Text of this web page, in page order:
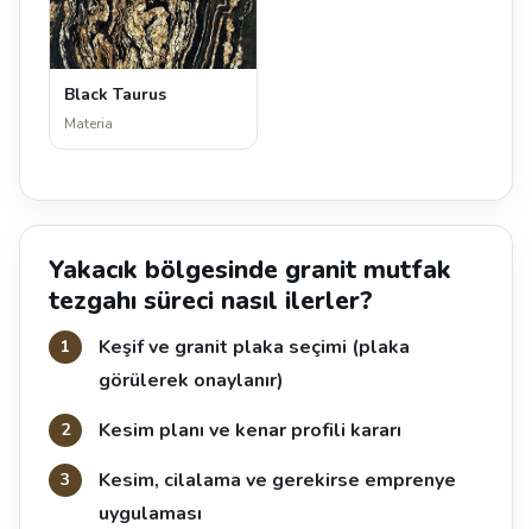
Black Taurus
Materia
Yakacık bölgesinde granit mutfak
tezgahı süreci nasıl ilerler?
Keşif ve granit plaka seçimi (plaka
görülerek onaylanır)
Kesim planı ve kenar profili kararı
Kesim, cilalama ve gerekirse emprenye
uygulaması